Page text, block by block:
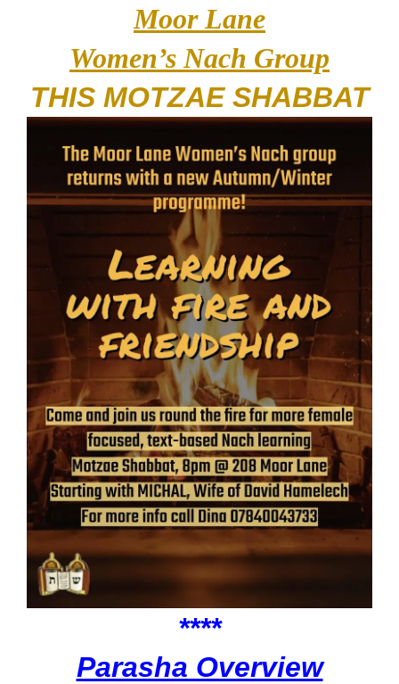
Moor Lane
Women’s Nach Group
THIS MOTZAE SHABBAT
****
Parasha Overview